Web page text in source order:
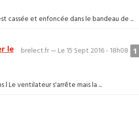
cassée et enfoncée dans le bandeau de ...
1
brelect.fr — Le 15 Sept 2016 - 18h08
le
Le ventilateur s'arrête mais la ...